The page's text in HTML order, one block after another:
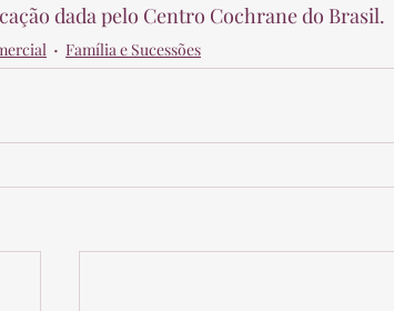
dada pelo Centro Cochrane do Brasil.
Família e Sucessões